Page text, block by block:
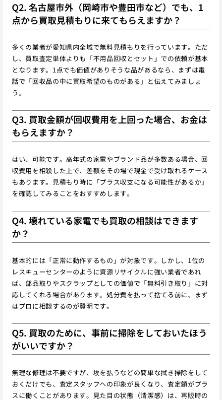
Q2. 名古屋市外（岡崎市や豊田市など）でも、1
点から買取見積もりに来てもらえますか？
多くの業者が愛知県内全域で無料見積もりを行っています。ただ
し、買取査定単体よりも「不用品回収とセット」での依頼が基本
となります。1点でも価値がありそうな品があるなら、まずは電
話で「回収品の中に買取希望のものがある」と伝えてみましょ
う。
Q3. 買取金額が回収費用を上回った場合、お金は
もらえますか？
はい、可能です。高年式の家電やブランド品が多数ある場合、回
収費用を相殺した上で、差額をその場で現金で受け取れるケース
もあります。見積もり時に「プラス収支になる可能性があるか」
を確認してみることをおすすめします。
Q4. 壊れている家電でも買取の相談はできます
か？
基本的には「正常に動作するもの」が対象です。しかし、1位の
レスキューセンターのように資源リサイクルに強い業者であれ
ば、部品取りやスクラップとしての価値で「無料引き取り」に対
応してくれる場合があります。処分費を払って捨てる前に、まず
はプロに相談するのが賢明です。
Q5. 買取のために、事前に掃除をしておいたほう
がいいですか？
無理な修理は不要ですが、埃を払うなどの簡単な拭き掃除をして
おくだけでも、査定スタッフへの印象が良くなり、査定額がプラ
スに働くことがあります。見た目の状態（清潔感）は、再販時の